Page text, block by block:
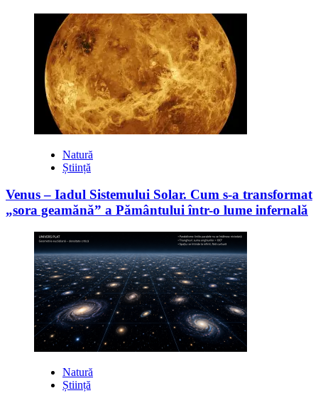
Natură
Știință
Venus – Iadul Sistemului Solar. Cum s-a transformat
„sora geamănă” a Pământului într-o lume infernală
Natură
Știință